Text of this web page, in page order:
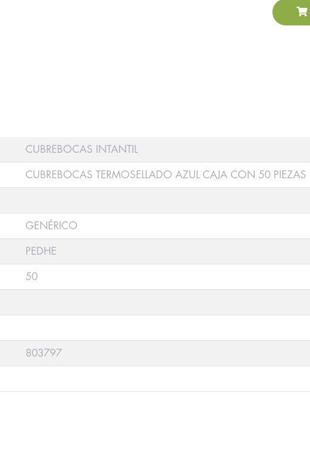
CUBREBOCAS INTANTIL
CUBREBOCAS TERMOSELLADO AZUL CAJA CON 50 PIEZAS
GENÉRICO
PEDHE
50
803797